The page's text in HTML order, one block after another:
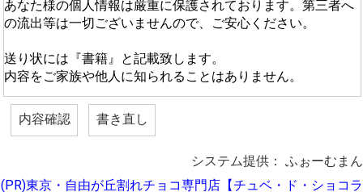
あなた様の個人情報は厳重に保護されております。第三者へ
の流出等は一切ございませんので、ご安心ください。
送り状には『書籍』と記載致します。
内容をご家族や他人に知られることはありません。
システム提供： ふぉーむまん
(PR)東京・自由が丘割れチョコ専門店【チュベ・ド・ショコラ